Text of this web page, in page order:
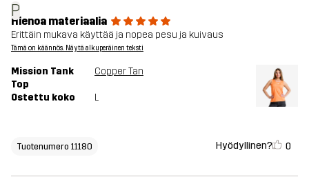
P
Hienoa materiaalia
Erittäin mukava käyttää ja nopea pesu ja kuivaus
Tämä on käännös. Näytä alkuperäinen teksti
Mission Tank
Top
Copper Tan
Ostettu koko L
Tuotenumero 11180 Hyödyllinen? 0